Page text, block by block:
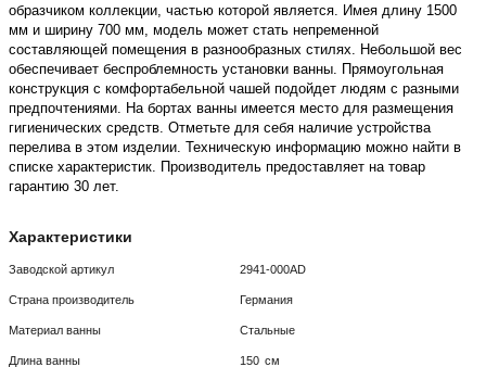
образчиком коллекции, частью которой является. Имея длину 1500
мм и ширину 700 мм, модель может стать непременной
составляющей помещения в разнообразных стилях. Небольшой вес
обеспечивает беспроблемность установки ванны. Прямоугольная
конструкция с комфортабельной чашей подойдет людям с разными
предпочтениями. На бортах ванны имеется место для размещения
гигиенических средств. Отметьте для себя наличие устройства
перелива в этом изделии. Техническую информацию можно найти в
списке характеристик. Производитель предоставляет на товар
гарантию 30 лет.
Характеристики
Заводской артикул 2941-000AD
Страна производитель Германия
Материал ванны Стальные
Длина ванны 150 см